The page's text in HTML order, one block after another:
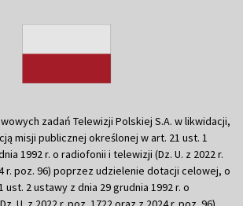
zadań Telewizji Polskiej S.A. w likwidacji,
misji publicznej określonej w art. 21 ust. 1
1992 r. o radiofonii i telewizji (Dz. U. z 2022 r.
r. poz. 96) poprzez udzielenie dotacji celowej, o
2 ustawy z dnia 29 grudnia 1992 r. o